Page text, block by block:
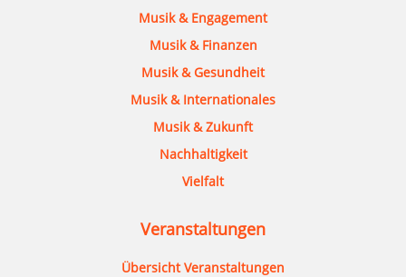
Musik & Engagement
Musik & Finanzen
Musik & Gesundheit
Musik & Internationales
Musik & Zukunft
Nachhaltigkeit
Vielfalt
Veranstaltungen
Übersicht Veranstaltungen